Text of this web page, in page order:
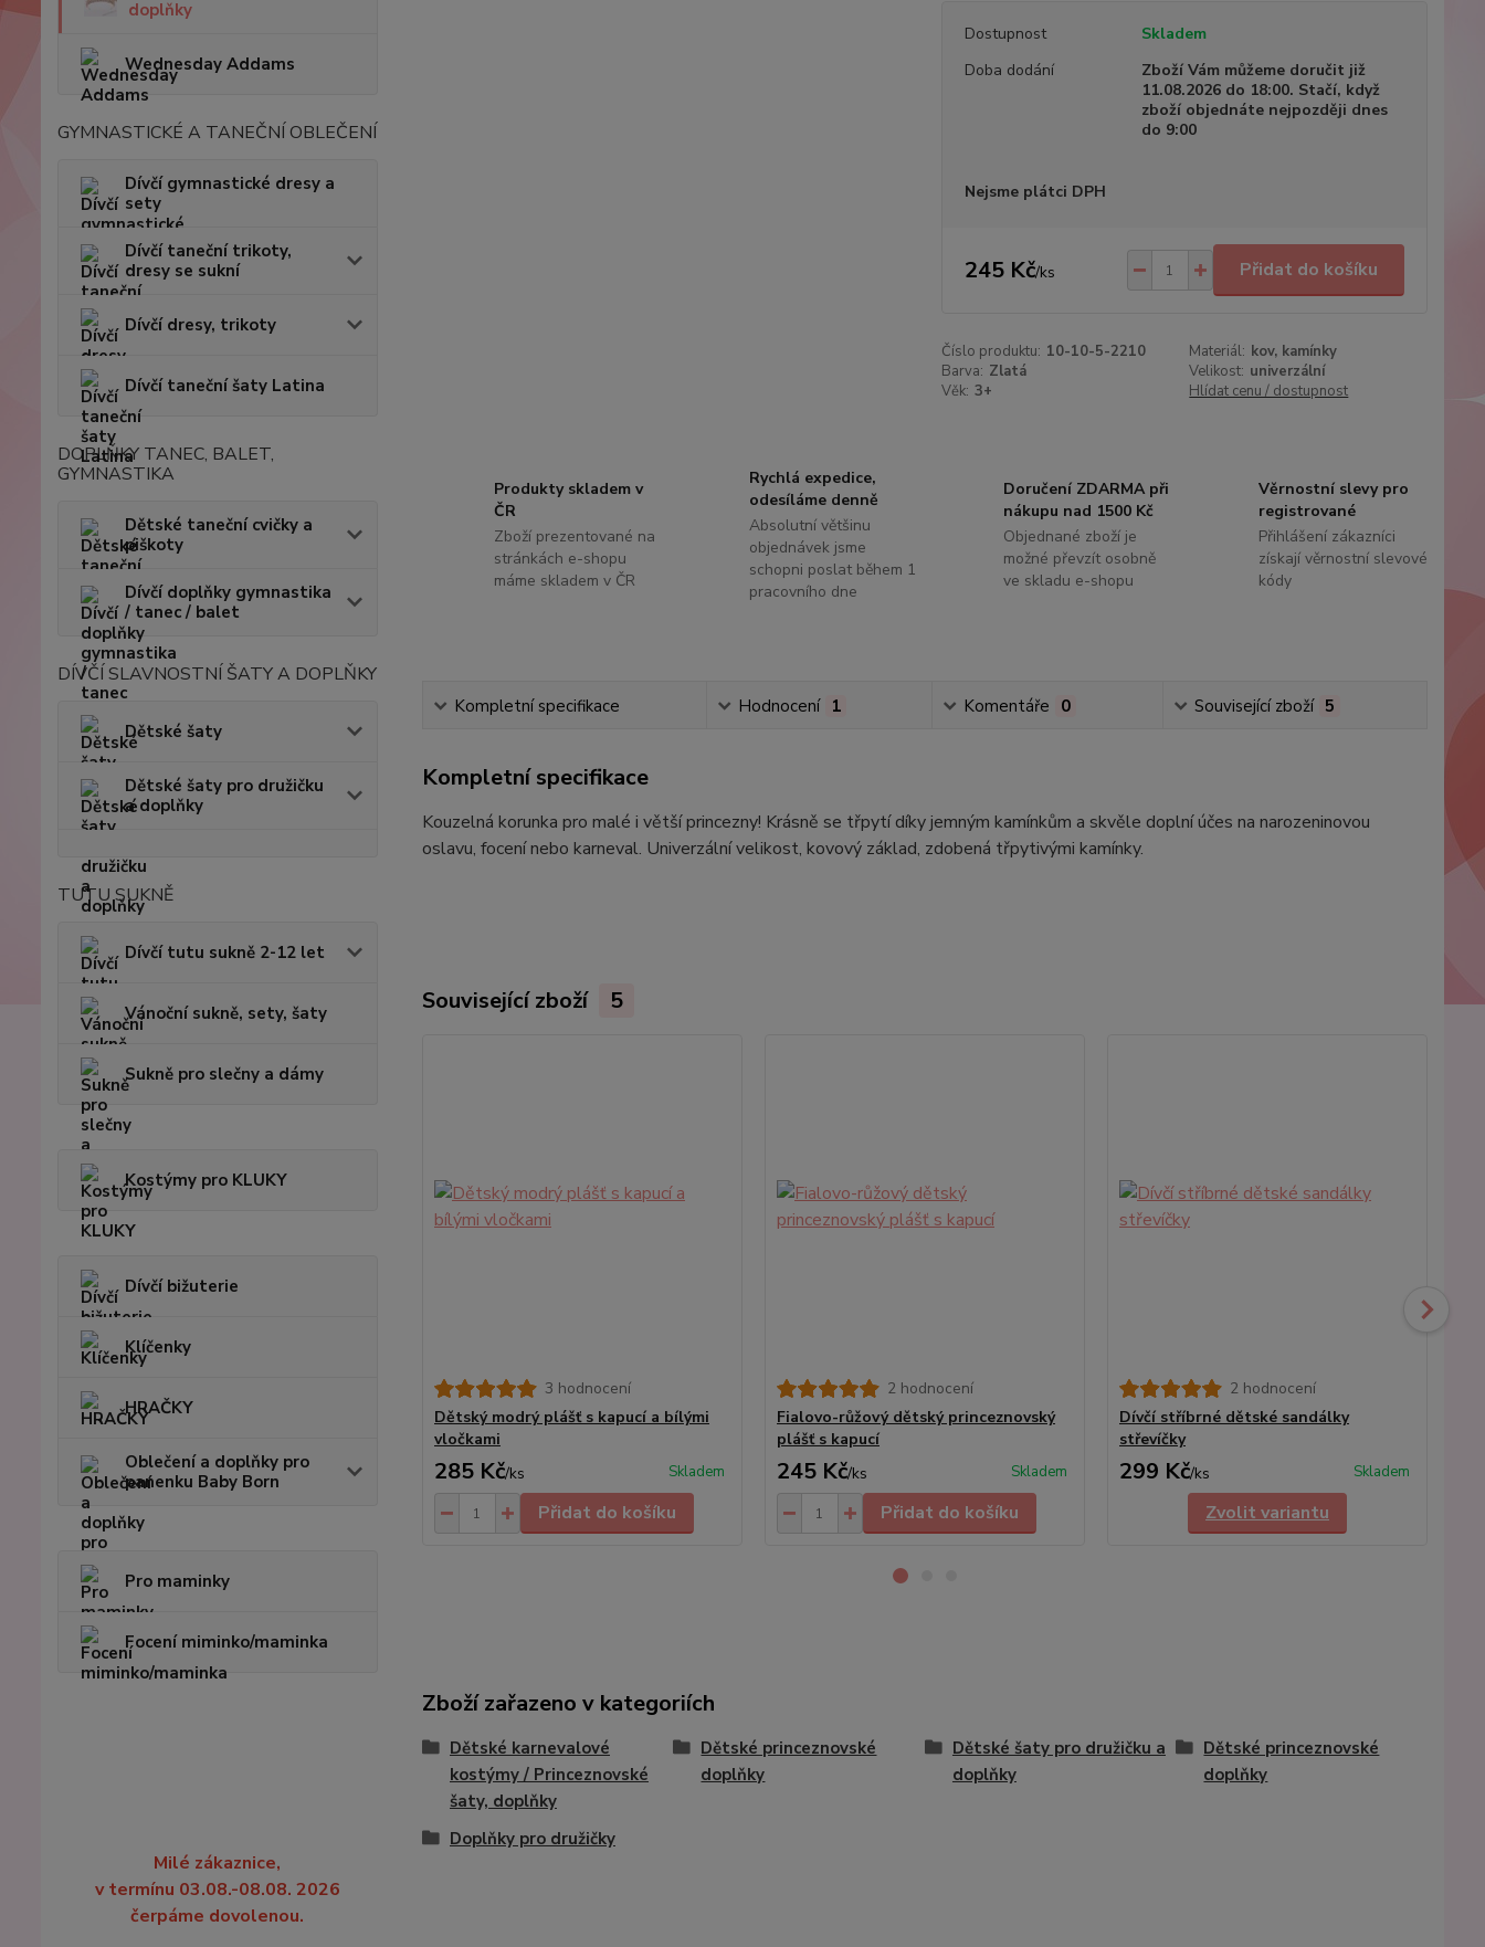
doplňky
Wednesday Addams
GYMNASTICKÉ A TANEČNÍ OBLEČENÍ
Dívčí gymnastické dresy a
sety
Dívčí taneční trikoty,
dresy se sukní
Dívčí dresy, trikoty
Dívčí taneční šaty Latina
DOPLŇKY TANEC, BALET,
GYMNASTIKA
Dětské taneční cvičky a
piškoty
Dívčí doplňky gymnastika
/ tanec / balet
DÍVČÍ SLAVNOSTNÍ ŠATY A DOPLŇKY
Dětské šaty
Dětské šaty pro družičku
a doplňky
TUTU SUKNĚ
Dívčí tutu sukně 2-12 let
Vánoční sukně, sety, šaty
Sukně pro slečny a dámy
Kostýmy pro KLUKY
Dívčí bižuterie
Klíčenky
HRAČKY
Oblečení a doplňky pro
panenku Baby Born
Pro maminky
Focení miminko/maminka
Milé zákaznice,
v termínu 03.08.-08.08. 2026
čerpáme dovolenou.
Dostupnost
Skladem
Doba dodání
Zboží Vám můžeme doručit již
11.08.2026 do 18:00. Stačí, když
zboží objednáte nejpozději dnes
do 9:00
Nejsme plátci DPH
245 Kč/ks Přidat do košíku
Číslo produktu: 10-10-5-2210 Materiál: kov, kamínky
Barva: Zlatá Velikost: univerzální
Věk: 3+ Hlídat cenu / dostupnost
Produkty skladem v
ČR
Zboží prezentované na
stránkách e-shopu
máme skladem v ČR
Rychlá expedice,
odesíláme denně
Absolutní většinu
objednávek jsme
schopni poslat během 1
pracovního dne
Doručení ZDARMA při
nákupu nad 1500 Kč
Objednané zboží je
možné převzít osobně
ve skladu e-shopu
Věrnostní slevy pro
registrované
Přihlášení zákazníci
získají věrnostní slevové
kódy
Kompletní specifikace Hodnocení 1 Komentáře 0 Související zboží 5
Kompletní specifikace
Kouzelná korunka pro malé i větší princezny! Krásně se třpytí díky jemným kamínkům a skvěle doplní účes na narozeninovou
oslavu, focení nebo karneval. Univerzální velikost, kovový základ, zdobená třpytivými kamínky.
Související zboží 5
3 hodnocení
Dětský modrý plášť s kapucí a bílými
vločkami
285 Kč/ks Skladem
Přidat do košíku
2 hodnocení
Fialovo-růžový dětský princeznovský
plášť s kapucí
245 Kč/ks Skladem
Přidat do košíku
2 hodnocení
Dívčí stříbrné dětské sandálky
střevíčky
299 Kč/ks Skladem
Zvolit variantu
Zboží zařazeno v kategoriích
Dětské karnevalové
kostýmy / Princeznovské
šaty, doplňky
Dětské princeznovské
doplňky
Dětské šaty pro družičku a
doplňky
Dětské princeznovské
doplňky
Doplňky pro družičky